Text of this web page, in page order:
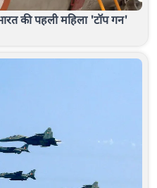
की पहली महिला 'टॉप गन'